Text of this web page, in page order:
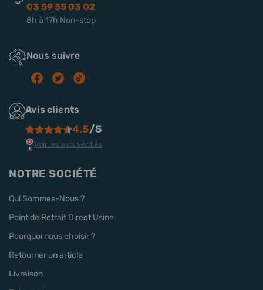
03 59 55 03 02
8h à 17h Non-stop
Nous suivre
Avis clients
4.5/5
Voir les avis vérifiés
NOTRE SOCIÉTÉ
Qui Sommes-Nous ?
Point de Retrait Direct Usine
Pourquoi nous choisir ?
Retourner un article
Livraison